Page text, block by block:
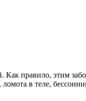
правило, этим
в теле,